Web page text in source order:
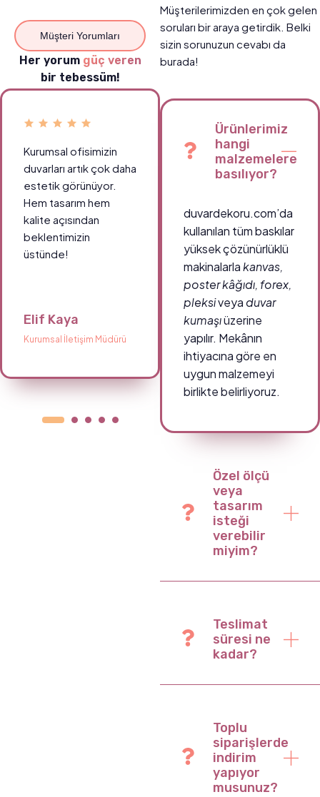
Müşteri Yorumları
Her yorum güç veren
bir tebessüm!
Kurumsal ofisimizin
duvarları artık çok daha
estetik görünüyor.
Hem tasarım hem
kalite açısından
beklentimizin
üstünde!
Elif Kaya
Kurumsal İletişim Müdürü
Okul koridorlarımızda
öğrencilerin ilgisini
çeken canlı tablolar
daha enerjik.
Teşekkürler
duvardekoru.com!
Ahmet Demir
Okul Müdürü
Müşterilerimizden en çok gelen
soruları bir araya getirdik. Belki
sizin sorunuzun cevabı da
burada!
Ürünlerimiz
hangi
malzemelere
basılıyor?
duvardekoru.com’da
kullanılan tüm baskılar
yüksek çözünürlüklü
makinalarlakanvas,
poster kâğıdı, forex,
pleksiveya duvar
kumaşıüzerine
yapılır. Mekânın
ihtiyacına göre en
uygun malzemeyi
birlikte belirliyoruz.
Özel ölçü
veya
tasarım
isteği
verebilir
miyim?
Teslimat
süresi ne
kadar?
Toplu
siparişlerde
indirim
yapıyor
musunuz?